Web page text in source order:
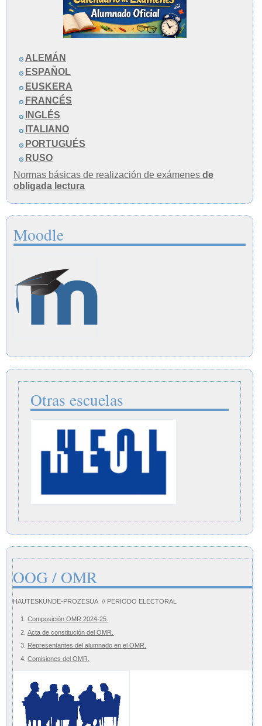
ALEMÁN
ESPAÑOL
EUSKERA
FRANCÉS
INGLÉS
ITALIANO
PORTUGUÉS
RUSO
Normas básicas de realización de exámenes de
obligada lectura
Moodle
Otras escuelas
OOG / OMR
HAUTESKUNDE-PROZESUA // PERIODO ELECTORAL
Composición OMR 2024-25.
Acta de constitución del OMR.
Representantes del alumnado en el OMR.
Comisiones del OMR.